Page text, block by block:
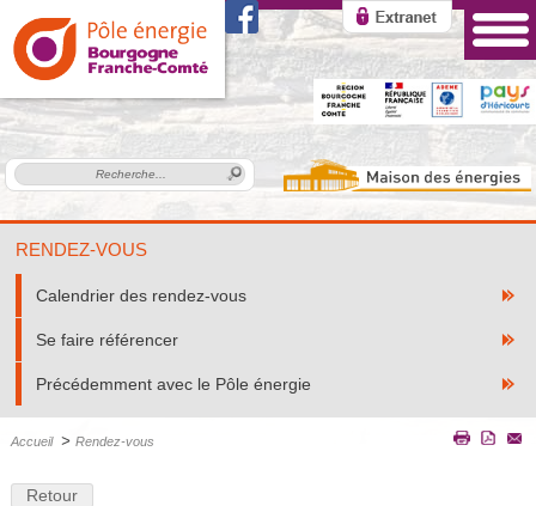
RENDEZ-VOUS
Calendrier des rendez-vous
Se faire référencer
Précédemment avec le Pôle énergie
Accueil > Rendez-vous
Retour